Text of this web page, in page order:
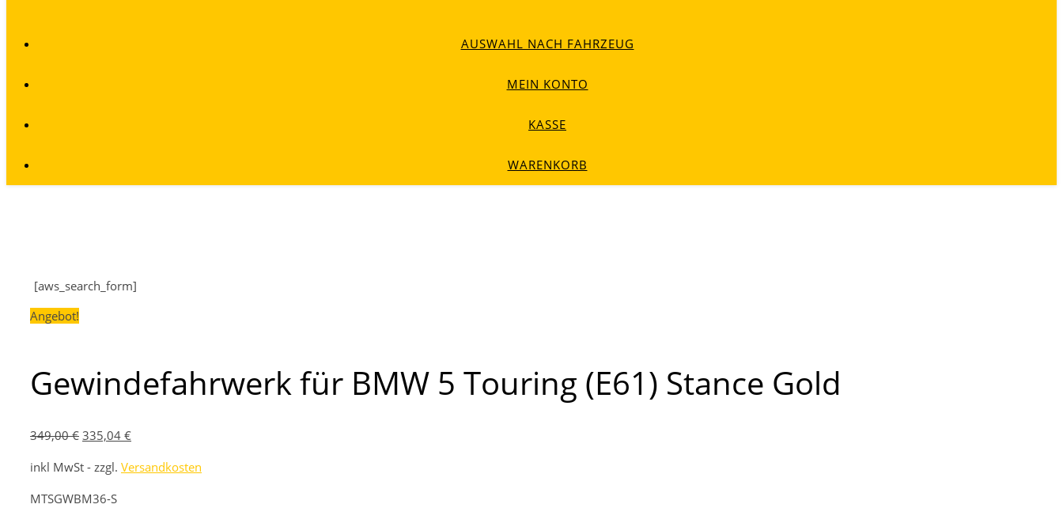
AUSWAHL NACH FAHRZEUG
MEIN KONTO
KASSE
WARENKORB
[aws_search_form]
Angebot!
Gewindefahrwerk für BMW 5 Touring (E61) Stance Gold
349,00€ Ursprünglicher
war:
349,00 €
335,04 €Aktueller
ist:
inkl MwSt - zzgl. Versandkosten
MTSGWBM36-S